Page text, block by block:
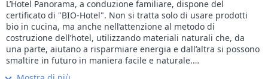
L’Hotel Panorama, a conduzione familiare, dispone del
certificato di "BIO-Hotel". Non si tratta solo di usare prodotti
bio in cucina, ma anche nell’attenzione al metodo di
costruzione dell’hotel, utilizzando materiali naturali che, da
una parte, aiutano a risparmiare energia e dall’altra si possono
smaltire in futuro in maniera facile e naturale.
L’Hotel crea così per i suoi ospiti un’oasi del piacere con un